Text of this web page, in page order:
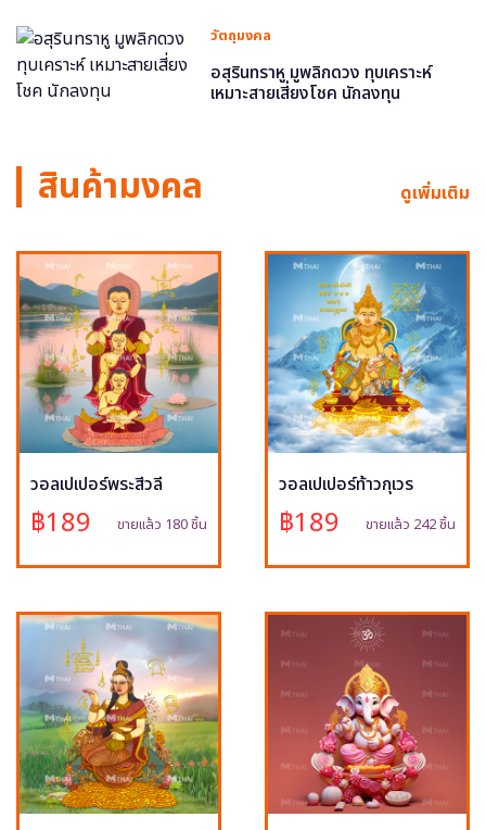
วัตถุมงคล
อสุรินทราหู มูพลิกดวง ทุบเคราะห์
เหมาะสายเสี่ยงโชค นักลงทุน
สินค้ามงคล ดูเพิ่มเติม
วอลเปเปอร์พระสีวลี
฿189 ขายแล้ว 180 ชิ้น
วอลเปเปอร์ท้าวกุเวร
฿189 ขายแล้ว 242 ชิ้น